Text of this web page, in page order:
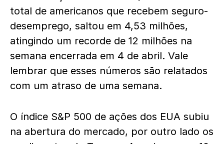
total de americanos que recebem seguro-
desemprego, saltou em 4,53 milhões,
atingindo um recorde de 12 milhões na
semana encerrada em 4 de abril. Vale
lembrar que esses números são relatados
com um atraso de uma semana.
O índice S&P 500 de ações dos EUA subiu
na abertura do mercado, por outro lado os